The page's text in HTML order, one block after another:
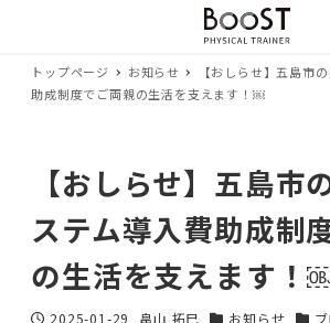
トップページ お知らせ
【おしらせ】五島市
助成制度でご両親の生活を支えます！￼
【おしらせ】五島市
ステム導入費助成制
の生活を支えます！
2025-01-29 畠山 拓巳 お知らせ